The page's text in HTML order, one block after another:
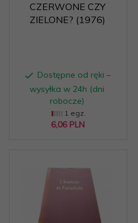
CZERWONE CZY
ZIELONE? (1976)
Dostępne od ręki –
wysyłka w 24h (dni
robocze)
1 egz.
6,06 PLN